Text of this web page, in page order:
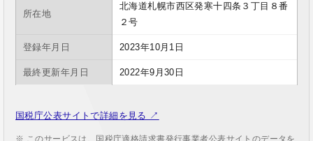
所在地
北海道札幌市西区発寒十四条３丁目８番
２号
登録年月日 2023年10月1日
最終更新年月日 2022年9月30日
国税庁公表サイトで詳細を見る ↗